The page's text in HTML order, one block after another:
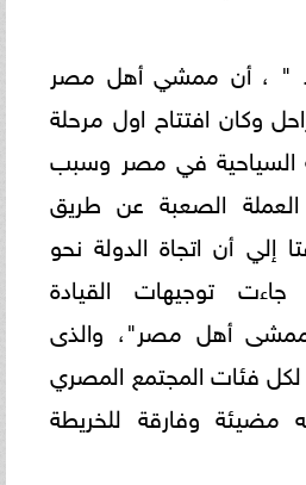
" ، أن ممشي أهل مصر
وكان افتتاح اول مرحلة
السياحية في مصر وسبب
الصعبة عن طريق
إلي أن اتجاة الدولة نحو
هنا جاءت توجيهات القيادة
أهل مصر"، والذى
فئات المجتمع المصري
مضيئة وفارقة للخريطة